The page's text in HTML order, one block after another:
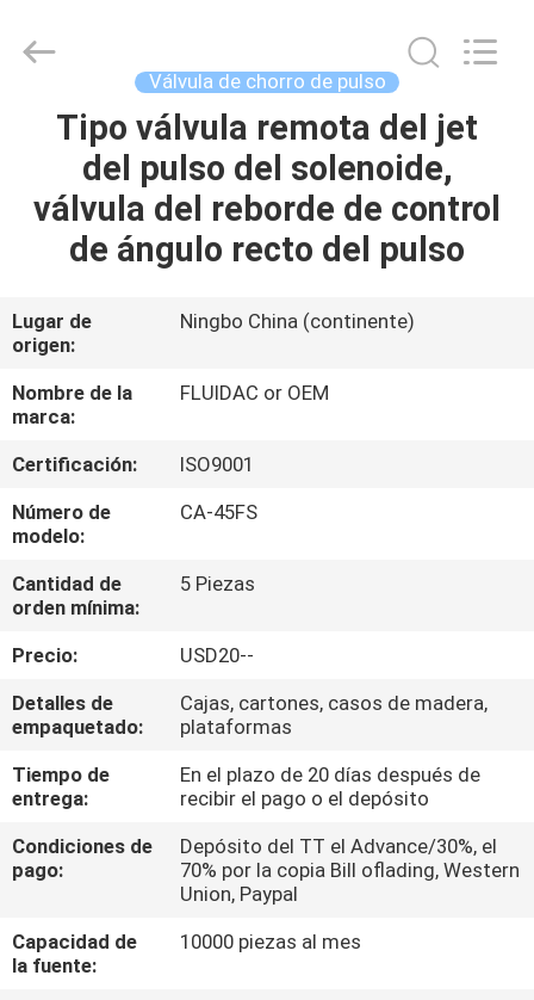
HOGAR
PRODUCTOS
SOBRE
NOSOTROS
VIAJE
DE
LA
FÁBRICA
CONTROL
DE
CALIDAD
EN
CON
FLUID
AUTOMATIC
Válvula de chorro de pulso
Tipo válvula remota del jet
del pulso del solenoide,
válvula del reborde de control
de ángulo recto del pulso
Lugar de
origen:
Ningbo China (continente)
Nombre de la
marca:
FLUIDAC or OEM
Certificación:
ISO9001
Número de
modelo:
CA-45FS
Cantidad de
orden mínima:
5 Piezas
Precio:
USD20--
Detalles de
empaquetado:
Cajas, cartones, casos de madera,
plataformas
Tiempo de
entrega:
En el plazo de 20 días después de
recibir el pago o el depósito
Condiciones de
pago:
Depósito del TT el Advance/30%, el
70% por la copia Bill oflading, Western
Union, Paypal
Capacidad de
la fuente:
10000 piezas al mes